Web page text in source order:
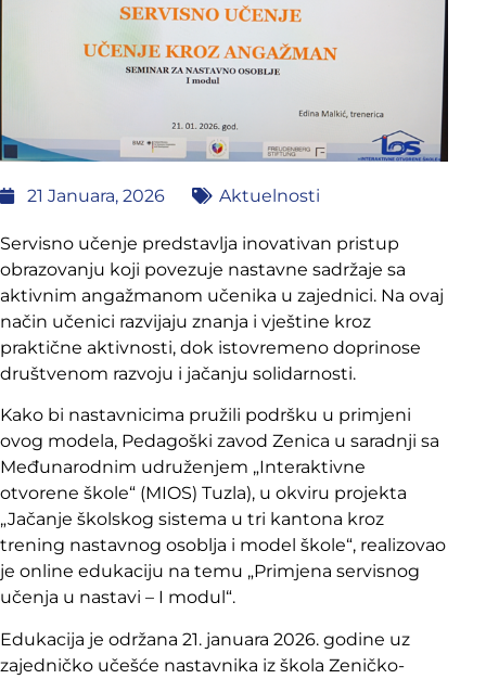
21 Januara, 2026 Aktuelnosti
Servisno učenje predstavlja inovativan pristup
obrazovanju koji povezuje nastavne sadržaje sa
aktivnim angažmanom učenika u zajednici. Na ovaj
način učenici razvijaju znanja i vještine kroz
praktične aktivnosti, dok istovremeno doprinose
društvenom razvoju i jačanju solidarnosti.
Kako bi nastavnicima pružili podršku u primjeni
ovog modela, Pedagoški zavod Zenica u saradnji sa
Međunarodnim udruženjem „Interaktivne
otvorene škole“ (MIOS) Tuzla), u okviru projekta
„Jačanje školskog sistema u tri kantona kroz
trening nastavnog osoblja i model škole“, realizovao
je online edukaciju na temu „Primjena servisnog
učenja u nastavi – I modul“.
Edukacija je održana 21. januara 2026. godine uz
zajedničko učešće nastavnika iz škola Zeničko-